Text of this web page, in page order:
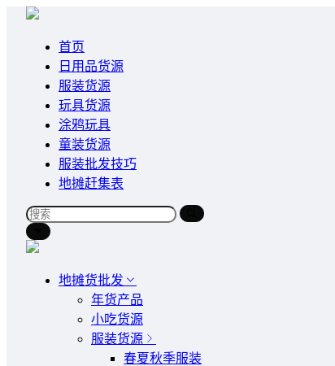
首页
日用品货源
服装货源
玩具货源
涂鸦玩具
童装货源
服装批发技巧
地摊赶集表
地摊货批发
年货产品
小吃货源
服装货源
春夏秋季服装